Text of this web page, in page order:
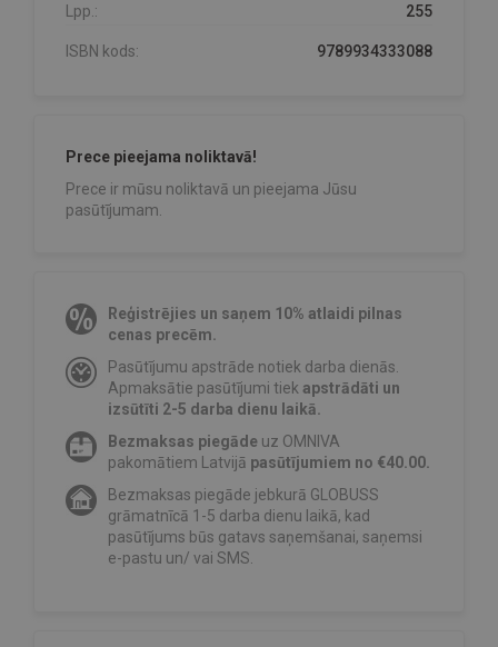
Lpp.: 255
ISBN kods: 9789934333088
Prece pieejama noliktavā!
Prece ir mūsu noliktavā un pieejama Jūsu
pasūtījumam.
Reģistrējies un saņem 10% atlaidi pilnas
cenas precēm.
Pasūtījumu apstrāde notiek darba dienās.
Apmaksātie pasūtījumi tiek apstrādāti un
izsūtīti 2-5 darba dienu laikā.
Bezmaksas piegāde uz OMNIVA
pakomātiem Latvijā pasūtījumiem no €40.00.
Bezmaksas piegāde jebkurā GLOBUSS
grāmatnīcā 1-5 darba dienu laikā, kad
pasūtījums būs gatavs saņemšanai, saņemsi
e-pastu un/ vai SMS.